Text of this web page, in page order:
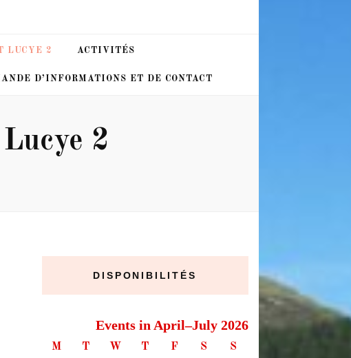
LUCYE 2 ACTIVITÉS
D’INFORMATIONS ET DE CONTACT
2
DISPONIBILITÉS
Events in April–July 2026
M T W T F S S